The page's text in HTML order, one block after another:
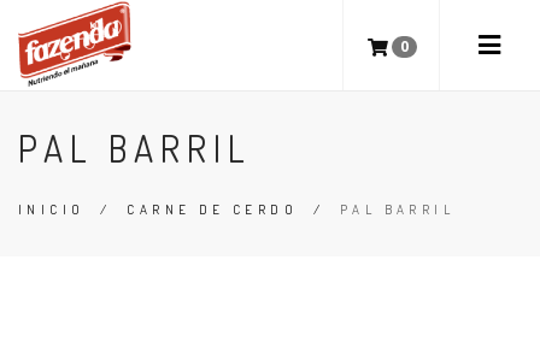
0
PAL BARRIL
INICIO / CARNE DE CERDO / PAL BARRIL